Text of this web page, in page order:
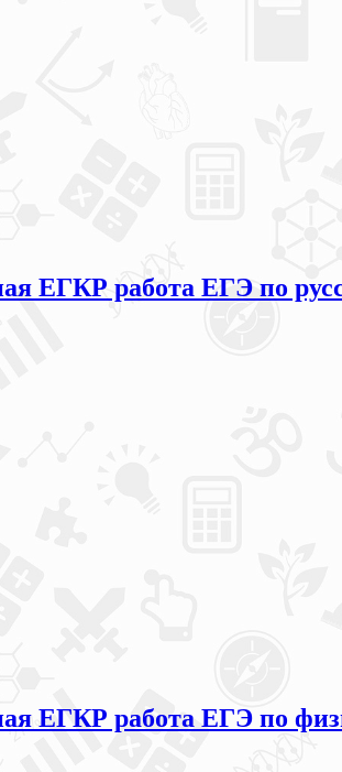
ЕГКР работа ЕГЭ по
ЕГКР работа ЕГЭ по